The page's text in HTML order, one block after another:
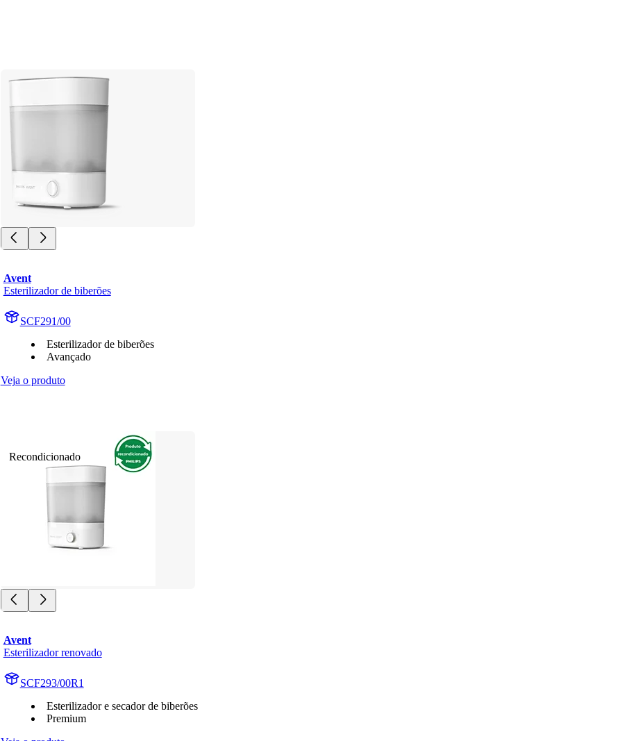
Avent
Esterilizador de biberões
SCF291/00
Esterilizador de biberões
Avançado
Veja o produto
Recondicionado
Avent
Esterilizador renovado
SCF293/00R1
Esterilizador e secador de biberões
Premium